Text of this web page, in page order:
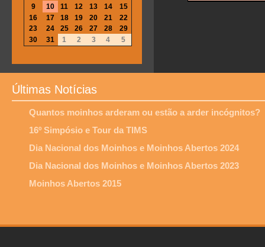
9
10 11 12 13 14
15
16
17 18 19 20 21
22
23
24 25 26 27 28
29
30
31 1 2 3 4 5
Últimas Notícias
Quantos moinhos arderam ou estão a arder incógnitos?
16º Simpósio e Tour da TIMS
Dia Nacional dos Moinhos e Moinhos Abertos 2024
Dia Nacional dos Moinhos e Moinhos Abertos 2023
Moinhos Abertos 2015